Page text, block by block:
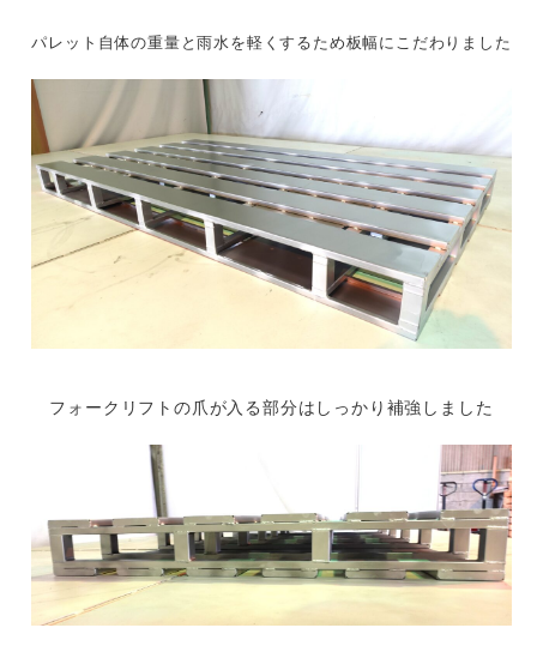
パレット自体の重量と雨水を軽くするため板幅にこだわりました
フォークリフトの爪が入る部分はしっかり補強しました